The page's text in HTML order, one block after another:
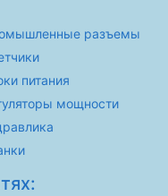
разъемы
питания
мощности